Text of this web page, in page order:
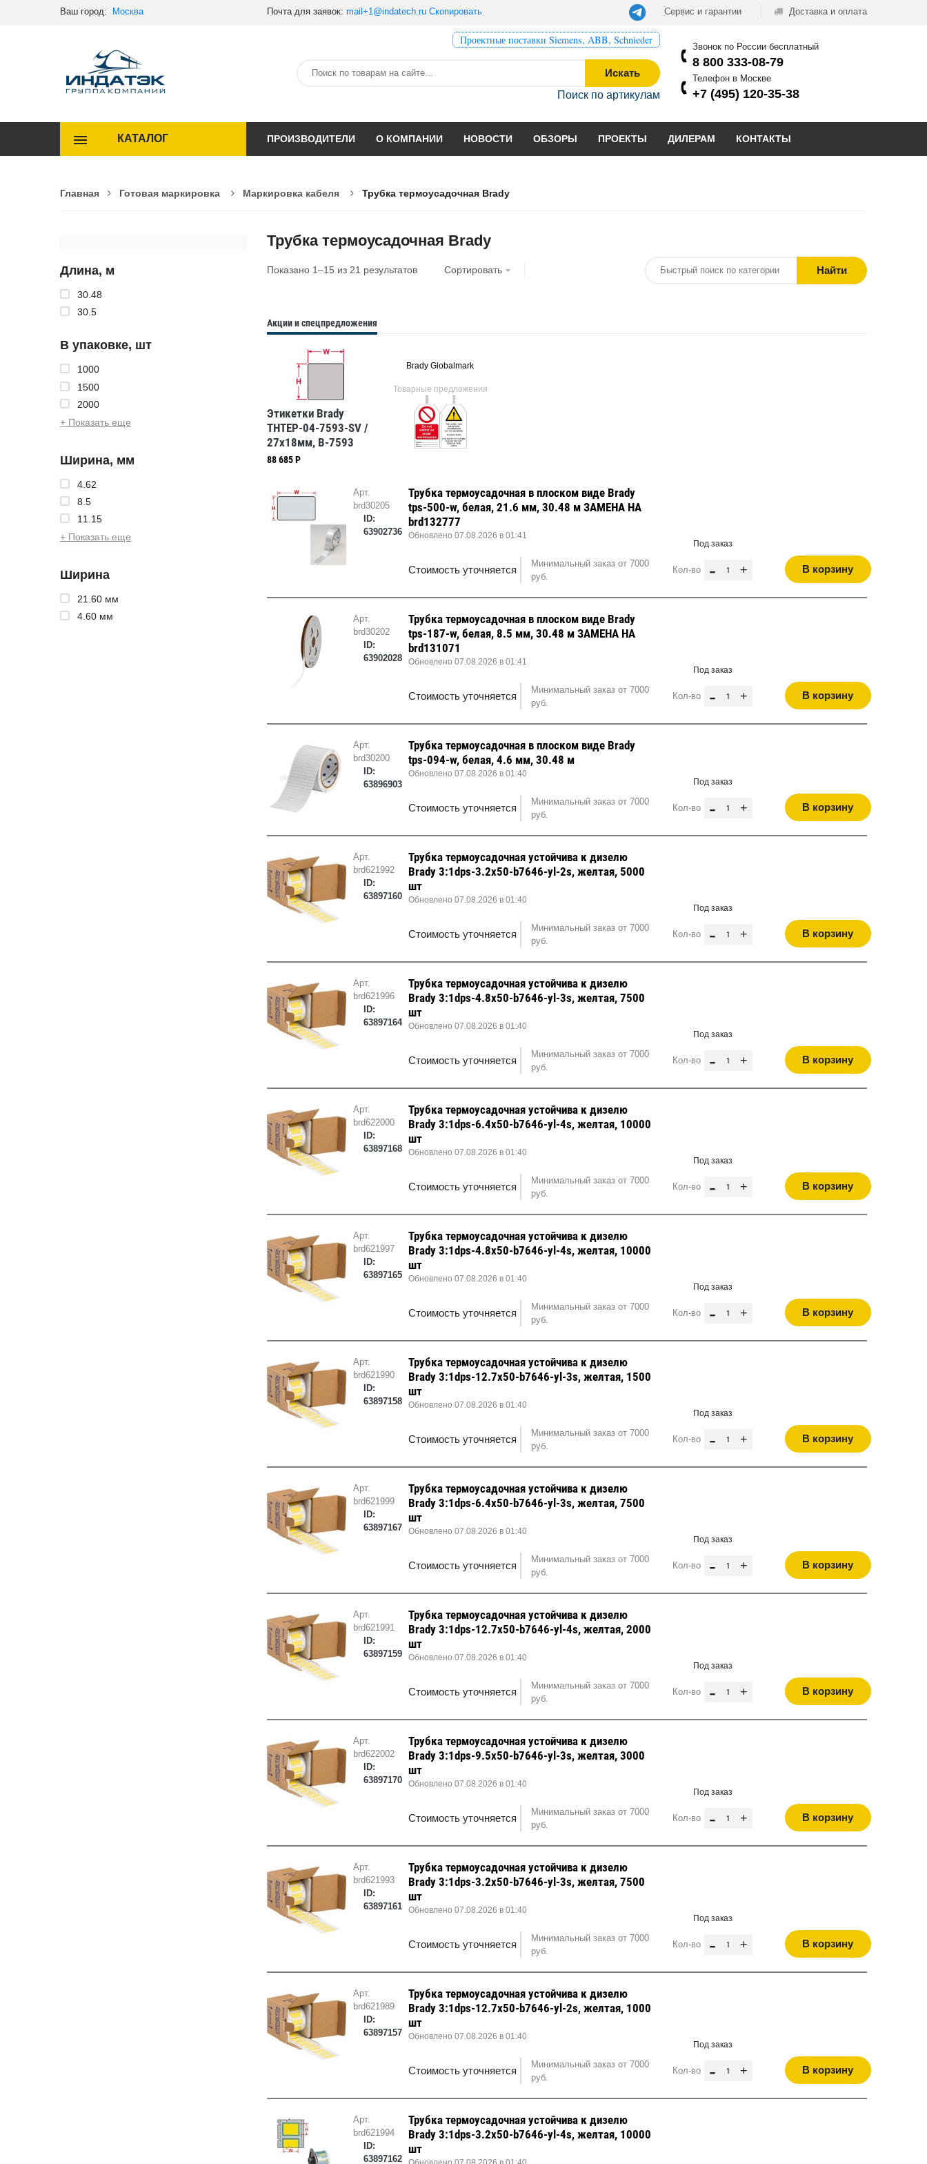
Ваш город: Москва Почта для заявок: mail+1@indatech.ru Скопировать Сервис и гарантии Доставка и оплата
Проектные поставки Siemens, ABB, Schnieder
Искать
Поиск по артикулам
Звонок по России бесплатный
8 800 333-08-79
Телефон в Москве
+7 (495) 120-35-38
КАТАЛОГ ПРОИЗВОДИТЕЛИ О КОМПАНИИ НОВОСТИ ОБЗОРЫ ПРОЕКТЫ ДИЛЕРАМ КОНТАКТЫ
Главная Готовая маркировка Маркировка кабеля Трубка термоусадочная Brady
Длина, м
30.48
30.5
В упаковке, шт
1000
1500
2000
+ Показать еще
Ширина, мм
4.62
8.5
11.15
+ Показать еще
Ширина
21.60 мм
4.60 мм
Трубка термоусадочная Brady
Показано 1–15 из 21 результатов Сортировать Найти
Акции и спецпредложения
Этикетки Brady
THTEP-04-7593-SV /
27x18мм, B-7593
88 685 Р
Brady Globalmark
Товарные предложения
Арт.
brd30205
ID:
63902736
Трубка термоусадочная в плоском виде Brady
tps-500-w, белая, 21.6 мм, 30.48 м ЗАМЕНА НА
brd132777
Обновлено 07.08.2026 в 01:41
Стоимость уточняется
Минимальный заказ от 7000
руб.
Под заказ
Кол-во - + В корзину
Арт.
brd30202
ID:
63902028
Трубка термоусадочная в плоском виде Brady
tps-187-w, белая, 8.5 мм, 30.48 м ЗАМЕНА НА
brd131071
Обновлено 07.08.2026 в 01:41
Стоимость уточняется
Минимальный заказ от 7000
руб.
Под заказ
Кол-во - + В корзину
Арт.
brd30200
ID:
63896903
Трубка термоусадочная в плоском виде Brady
tps-094-w, белая, 4.6 мм, 30.48 м
Обновлено 07.08.2026 в 01:40
Стоимость уточняется
Минимальный заказ от 7000
руб.
Под заказ
Кол-во - + В корзину
Арт.
brd621992
ID:
63897160
Трубка термоусадочная устойчива к дизелю
Brady 3:1dps-3.2x50-b7646-yl-2s, желтая, 5000
шт
Обновлено 07.08.2026 в 01:40
Стоимость уточняется
Минимальный заказ от 7000
руб.
Под заказ
Кол-во - + В корзину
Арт.
brd621996
ID:
63897164
Трубка термоусадочная устойчива к дизелю
Brady 3:1dps-4.8x50-b7646-yl-3s, желтая, 7500
шт
Обновлено 07.08.2026 в 01:40
Стоимость уточняется
Минимальный заказ от 7000
руб.
Под заказ
Кол-во - + В корзину
Арт.
brd622000
ID:
63897168
Трубка термоусадочная устойчива к дизелю
Brady 3:1dps-6.4x50-b7646-yl-4s, желтая, 10000
шт
Обновлено 07.08.2026 в 01:40
Стоимость уточняется
Минимальный заказ от 7000
руб.
Под заказ
Кол-во - + В корзину
Арт.
brd621997
ID:
63897165
Трубка термоусадочная устойчива к дизелю
Brady 3:1dps-4.8x50-b7646-yl-4s, желтая, 10000
шт
Обновлено 07.08.2026 в 01:40
Стоимость уточняется
Минимальный заказ от 7000
руб.
Под заказ
Кол-во - + В корзину
Арт.
brd621990
ID:
63897158
Трубка термоусадочная устойчива к дизелю
Brady 3:1dps-12.7x50-b7646-yl-3s, желтая, 1500
шт
Обновлено 07.08.2026 в 01:40
Стоимость уточняется
Минимальный заказ от 7000
руб.
Под заказ
Кол-во - + В корзину
Арт.
brd621999
ID:
63897167
Трубка термоусадочная устойчива к дизелю
Brady 3:1dps-6.4x50-b7646-yl-3s, желтая, 7500
шт
Обновлено 07.08.2026 в 01:40
Стоимость уточняется
Минимальный заказ от 7000
руб.
Под заказ
Кол-во - + В корзину
Арт.
brd621991
ID:
63897159
Трубка термоусадочная устойчива к дизелю
Brady 3:1dps-12.7x50-b7646-yl-4s, желтая, 2000
шт
Обновлено 07.08.2026 в 01:40
Стоимость уточняется
Минимальный заказ от 7000
руб.
Под заказ
Кол-во - + В корзину
Арт.
brd622002
ID:
63897170
Трубка термоусадочная устойчива к дизелю
Brady 3:1dps-9.5x50-b7646-yl-3s, желтая, 3000
шт
Обновлено 07.08.2026 в 01:40
Стоимость уточняется
Минимальный заказ от 7000
руб.
Под заказ
Кол-во - + В корзину
Арт.
brd621993
ID:
63897161
Трубка термоусадочная устойчива к дизелю
Brady 3:1dps-3.2x50-b7646-yl-3s, желтая, 7500
шт
Обновлено 07.08.2026 в 01:40
Стоимость уточняется
Минимальный заказ от 7000
руб.
Под заказ
Кол-во - + В корзину
Арт.
brd621989
ID:
63897157
Трубка термоусадочная устойчива к дизелю
Brady 3:1dps-12.7x50-b7646-yl-2s, желтая, 1000
шт
Обновлено 07.08.2026 в 01:40
Стоимость уточняется
Минимальный заказ от 7000
руб.
Под заказ
Кол-во - + В корзину
Арт.
brd621994
ID:
63897162
Трубка термоусадочная устойчива к дизелю
Brady 3:1dps-3.2x50-b7646-yl-4s, желтая, 10000
шт